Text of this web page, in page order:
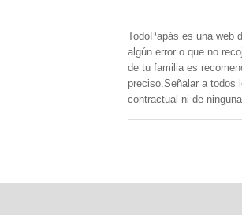
TodoPapás es una web
algún error o que no
de tu familia es
preciso.Señalar a todos
contractual ni de